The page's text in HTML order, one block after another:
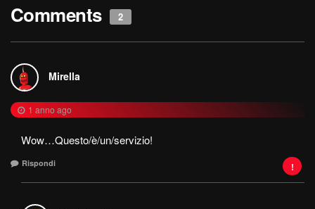
Comments 2
Mirella
1 anno ago
Wow…Questo/è/un/servizio!
Rispondi